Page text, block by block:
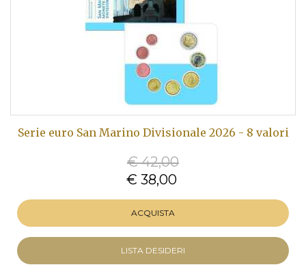
Serie euro San Marino Divisionale 2026 - 8 valori
€ 42,00
€ 38,00
ACQUISTA
LISTA DESIDERI